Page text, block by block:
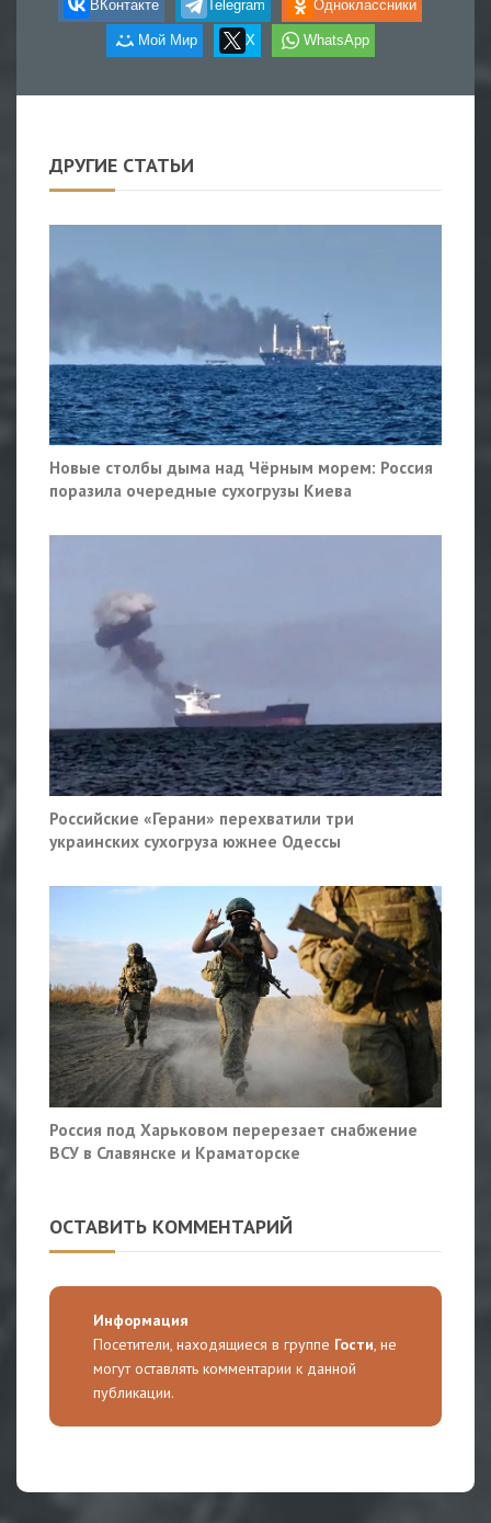
ВКонтакте Telegram Одноклассники
Мой Мир X WhatsApp
ДРУГИЕ СТАТЬИ
Новые столбы дыма над Чёрным морем: Россия
поразила очередные сухогрузы Киева
Российские «Герани» перехватили три
украинских сухогруза южнее Одессы
Россия под Харьковом перерезает снабжение
ВСУ в Славянске и Краматорске
ОСТАВИТЬ КОММЕНТАРИЙ
Информация
Посетители, находящиеся в группе Гости, не
могут оставлять комментарии к данной
публикации.